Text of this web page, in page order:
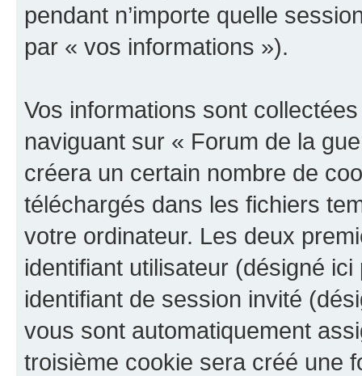
pendant n’importe quelle
par « vos informations »).
Vos informations sont
naviguant sur « Forum de la
créera un certain nombre de
téléchargés dans les fichiers
votre ordinateur. Les deux
identifiant utilisateur (désigné
identifiant de session invité
vous sont automatiquement
troisième cookie sera créé une